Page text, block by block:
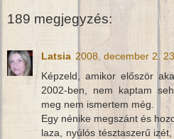
189 megjegyzés:
Latsia 2008. december 2.
Képzeld, amikor először
2002-ben, nem kaptam
meg nem ismertem még.
Egy nénike megszánt és
laza, nyúlós tésztaszerű